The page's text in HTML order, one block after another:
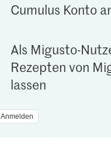
Cumulus Konto
Als Migusto-
Rezepten von
lassen
Anmelden